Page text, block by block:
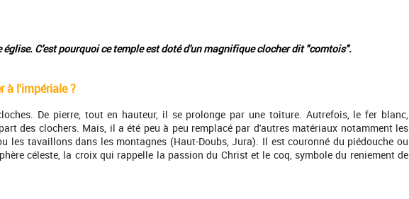
C'est pourquoi ce temple est doté d'un magnifique clocher dit "comtois".
à l'impériale ?
De pierre, tout en hauteur, il se prolonge par une toiture. Autrefois, le fer blanc,
des clochers. Mais, il a été peu à peu remplacé par d'autres matériaux notamment les
les tavaillons dans les montagnes (Haut-Doubs, Jura). Il est couronné du piédouche ou
céleste, la croix qui rappelle la passion du Christ et le coq, symbole du reniement de